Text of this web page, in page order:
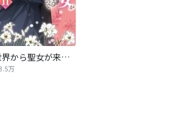
異世界から聖女が来るようなので、邪魔者は消えようと思います【分冊版】
万